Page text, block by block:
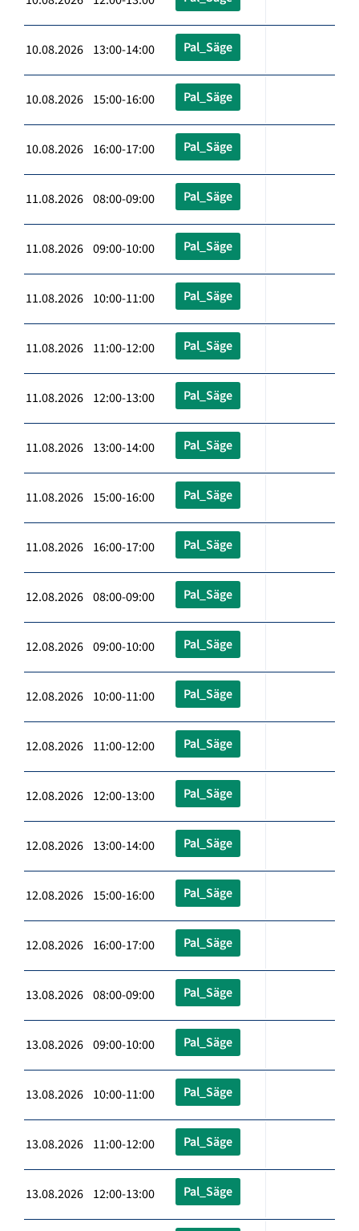
10.08.2026 13:00-14:00 Pal_Säge
10.08.2026 15:00-16:00 Pal_Säge
10.08.2026 16:00-17:00 Pal_Säge
11.08.2026 08:00-09:00 Pal_Säge
11.08.2026 09:00-10:00 Pal_Säge
11.08.2026 10:00-11:00 Pal_Säge
11.08.2026 11:00-12:00 Pal_Säge
11.08.2026 12:00-13:00 Pal_Säge
11.08.2026 13:00-14:00 Pal_Säge
11.08.2026 15:00-16:00 Pal_Säge
11.08.2026 16:00-17:00 Pal_Säge
12.08.2026 08:00-09:00 Pal_Säge
12.08.2026 09:00-10:00 Pal_Säge
12.08.2026 10:00-11:00 Pal_Säge
12.08.2026 11:00-12:00 Pal_Säge
12.08.2026 12:00-13:00 Pal_Säge
12.08.2026 13:00-14:00 Pal_Säge
12.08.2026 15:00-16:00 Pal_Säge
12.08.2026 16:00-17:00 Pal_Säge
13.08.2026 08:00-09:00 Pal_Säge
13.08.2026 09:00-10:00 Pal_Säge
13.08.2026 10:00-11:00 Pal_Säge
13.08.2026 11:00-12:00 Pal_Säge
13.08.2026 12:00-13:00 Pal_Säge